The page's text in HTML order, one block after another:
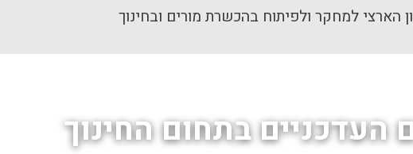
הארצי למחקר ולפיתוח בהכשרת מורים ובחינוך
בתחום החינוך